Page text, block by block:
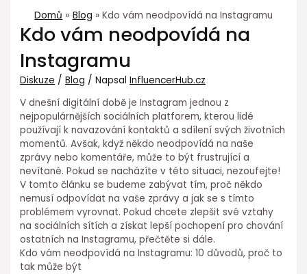
Domů Blog Kdo vám neodpovídá na Instagramu
Kdo vám neodpovídá na
Instagramu
Diskuze /Blog / NapsalInfluencerHub.cz
V dnešní digitální době je Instagram jednou z
nejpopulárnějších sociálních platforem, kterou lidé
používají k navazování kontaktů a sdílení svých životních
momentů. Avšak, když někdo neodpovídá na naše
zprávy nebo komentáře, může to být frustrující a
nevítané. Pokud se nacházíte v této situaci, nezoufejte!
V tomto článku se budeme zabývat tím, proč někdo
nemusí odpovídat na vaše zprávy a jak se s tímto
problémem vyrovnat. Pokud chcete zlepšit své vztahy
na sociálních sítích a získat lepší pochopení pro chování
ostatních na Instagramu, přečtěte si dále.
Kdo vám neodpovídá na Instagramu: 10 důvodů, proč to
tak může být